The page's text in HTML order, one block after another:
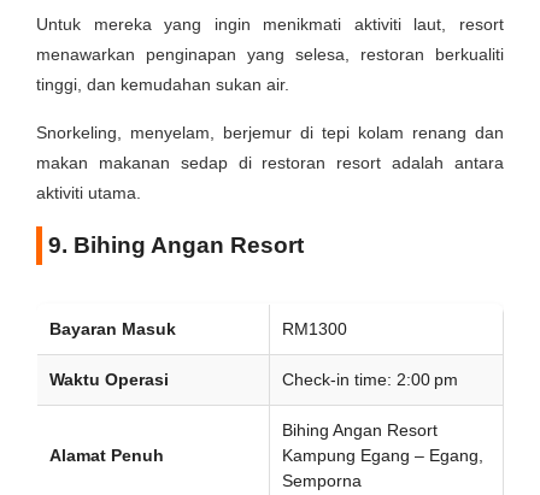
Untuk mereka yang ingin menikmati aktiviti laut, resort
menawarkan penginapan yang selesa, restoran berkualiti
tinggi, dan kemudahan sukan air.
Snorkeling, menyelam, berjemur di tepi kolam renang dan
makan makanan sedap di restoran resort adalah antara
aktiviti utama.
9. Bihing Angan Resort
Bayaran Masuk RM1300
Waktu Operasi Check-in time: 2:00 pm
Alamat Penuh
Bihing Angan Resort
Kampung Egang – Egang,
Semporna